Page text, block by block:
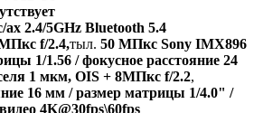
ax 2.4/5GHz Bluetooth 5.4
f/2.4,тыл. 50 МПкс Sony IMX896
1/1.56 / фокусное расстояние 24
1 мкм, OIS + 8МПкс f/2.2,
16 мм / размер матрицы 1/4.0" /
видео 4K@30fps\60fps